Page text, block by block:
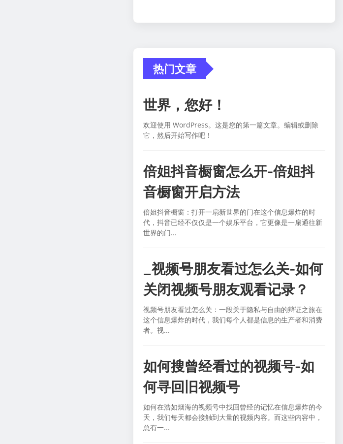
热门文章
世界，您好！
欢迎使用 WordPress。这是您的第一篇文章。编辑或删除
它，然后开始写作吧！
倍姐抖音橱窗怎么开-倍姐抖
音橱窗开启方法
倍姐抖音橱窗：打开一扇新世界的门在这个信息爆炸的时
代，抖音已经不仅仅是一个娱乐平台，它更像是一扇通往新
世界的门...
_视频号朋友看过怎么关-如何
关闭视频号朋友观看记录？
视频号朋友看过怎么关：一段关于隐私与自由的辩证之旅在
这个信息爆炸的时代，我们每个人都是信息的生产者和消费
者。视...
如何搜曾经看过的视频号-如
何寻回旧视频号
如何在浩如烟海的视频号中找回曾经的记忆在信息爆炸的今
天，我们每天都会接触到大量的视频内容。而这些内容中，
总有一...